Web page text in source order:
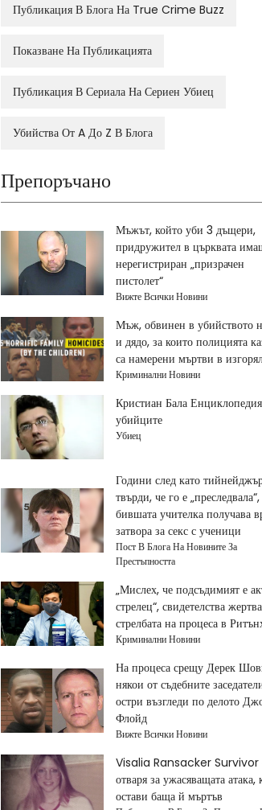
Публикация В Блога На True Crime Buzz
Показване На Публикацията
Публикация В Сериала На Сериен Убиец
Убийства От A До Z В Блога
Препоръчано
Мъжът, който уби 3 дъщери,
придружител в църквата
нерегистриран „призрачен
пистолет“
Вижте Всички Новини
Мъж, обвинен в убийството
и дядо, за които полицията
са намерени мъртви в
Криминални Новини
Кристиан Бала
убийците
Убиец
Години след като
твърди, че го е „преследвала“,
бившата учителка получава
затвора за секс с ученици
Пост В Блога На Новините За
Престъпността
„Мислех, че подсъдимият е
стрелец“, свидетелства
стрелбата на процеса в
Криминални Новини
На процеса срещу Дерек
някои от съдебните
остри възгледи по делото
Флойд
Вижте Всички Новини
Visalia Ransacker Survivor
отваря за ужасяващата атака,
остави баща й мъртъв